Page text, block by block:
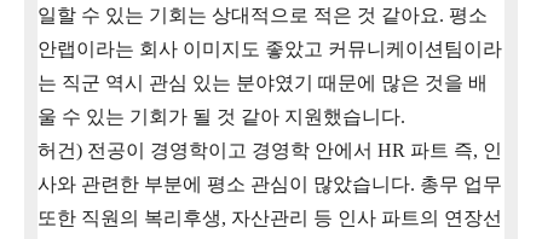
일할 수 있는 기회는 상대적으로 적은 것 같아요. 평소
안랩이라는 회사 이미지도 좋았고 커뮤니케이션팀이라
는 직군 역시 관심 있는 분야였기 때문에 많은 것을 배
울 수 있는 기회가 될 것 같아 지원했습니다.
허건) 전공이 경영학이고 경영학 안에서 HR 파트 즉, 인
사와 관련한 부분에 평소 관심이 많았습니다. 총무 업무
또한 직원의 복리후생, 자산관리 등 인사 파트의 연장선